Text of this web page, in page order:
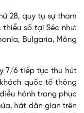
28, quy tụ sự tham
số tại Séc như:
Bulgaria, Mông
7/6 tiếp tục thu hút
quốc tế thông
hành trang phục
hát dân gian trên